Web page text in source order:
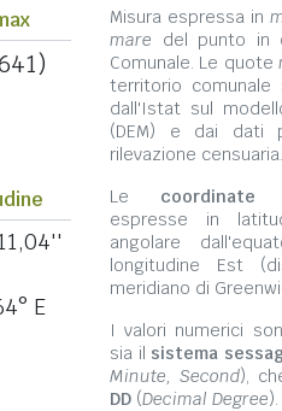
Misura espressa in
mare del punto in
Comunale. Le quote
territorio
dall'Istat sul
(DEM) e dai dati
rilevazione censuaria.
E
Le coordinate
espresse in
angolare
longitudine Est
meridiano di
I valori numerici
sia il sistema
Minute, Second),
DD (Decimal Degree).